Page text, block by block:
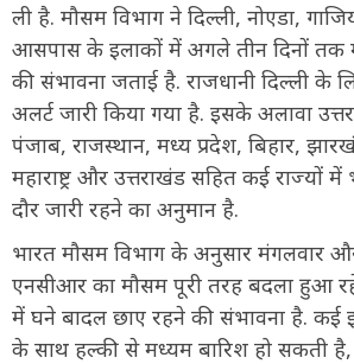
ली है. मौसम विभाग ने दिल्ली, नोएडा,
आसपास के इलाकों में अगले तीन दिनों तक
की संभावना जताई है. राजधानी दिल्ली के
अलर्ट जारी किया गया है. इसके अलावा
पंजाब, राजस्थान, मध्य प्रदेश, बिहार,
महाराष्ट्र और उत्तराखंड सहित कई राज्यों
दौर जारी रहने का अनुमान है.
भारत मौसम विभाग के अनुसार मंगलवार
एनसीआर का मौसम पूरी तरह बदला हुआ
में घने बादल छाए रहने की संभावना है.
के साथ हल्की से मध्यम बारिश हो सकती